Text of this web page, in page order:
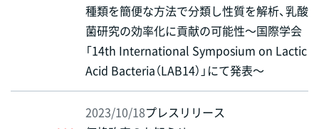
種類を簡便な方法で分類し性質を解析、乳酸
菌研究の効率化に貢献の可能性～国際学会
「14th International Symposium on Lactic
Acid Bacteria（LAB14）」にて発表～
2023/10/18プレスリリース